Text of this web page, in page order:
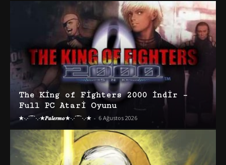
The King of Fighters 2000 İndir –
Full PC Atari Oyunu
★·.·´¯`·.·★𝑷𝒂𝒍𝒆𝒓𝒎𝒐★·.·´¯`·.·★ - 6 Ağustos 2026